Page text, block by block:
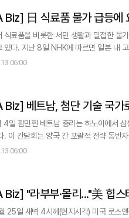
[ASIA Biz] 日 식료품 물가 급
식료품을 비롯한 서민 생활과 밀접한 물
사업자 등으로 구성된 10개 단체가 1만1200여
설을 대상으로 임금 인상 및 물가 상승
06:00
[ASIA Biz] 베트남, 첨단
4일 팜민찐 베트남 총리는 하노이에서
. 이 간담회는 양국 간 포괄적 전략 동반
적 기술 및 산업 협력을 심화하는 전환
06:00
[ASIA Biz] "라부부·몰리..."
25일 새벽 4시께(현지시각) 미국 로스